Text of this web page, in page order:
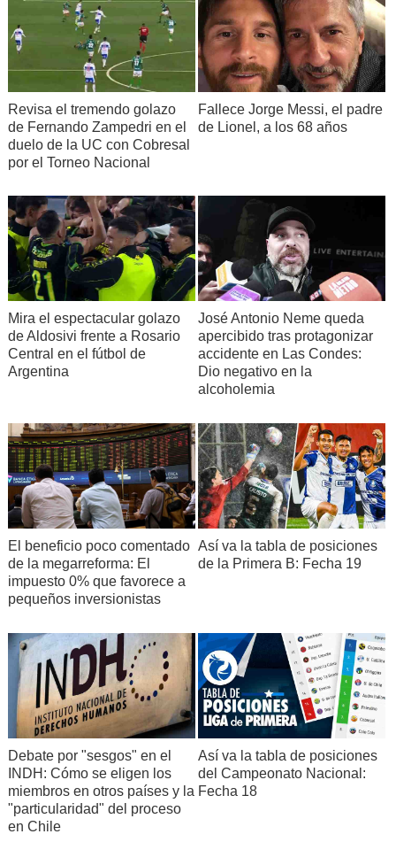
Revisa el tremendo golazo
de Fernando Zampedri en el
duelo de la UC con Cobresal
por el Torneo Nacional
Fallece Jorge Messi, el padre
de Lionel, a los 68 años
Mira el espectacular golazo
de Aldosivi frente a Rosario
Central en el fútbol de
Argentina
José Antonio Neme queda
apercibido tras protagonizar
accidente en Las Condes:
Dio negativo en la
alcoholemia
El beneficio poco comentado
de la megarreforma: El
impuesto 0% que favorece a
pequeños inversionistas
Así va la tabla de posiciones
de la Primera B: Fecha 19
Debate por "sesgos" en el
INDH: Cómo se eligen los
miembros en otros países y la
"particularidad" del proceso
en Chile
Así va la tabla de posiciones
del Campeonato Nacional:
Fecha 18